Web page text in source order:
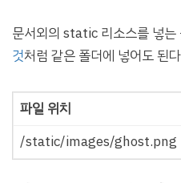
문서외의 static 리소스를 넣는
것처럼 같은 폴더에 넣어도 된
파일 위치
/static/images/ghost.png